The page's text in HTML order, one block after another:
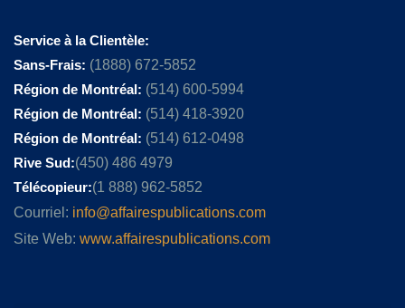
Service à la Clientèle:
Sans-Frais: (1888) 672-5852
Région de Montréal: (514) 600-5994
Région de Montréal: (514) 418-3920
Région de Montréal: (514) 612-0498
Rive Sud:(450) 486 4979
Télécopieur:(1 888) 962-5852
Courriel: info@affairespublications.com
Site Web: www.affairespublications.com